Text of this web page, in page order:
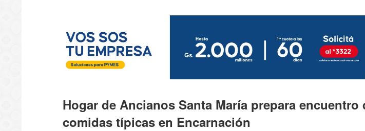
Hogar de Ancianos Santa María prepara encuentro
comidas típicas en Encarnación